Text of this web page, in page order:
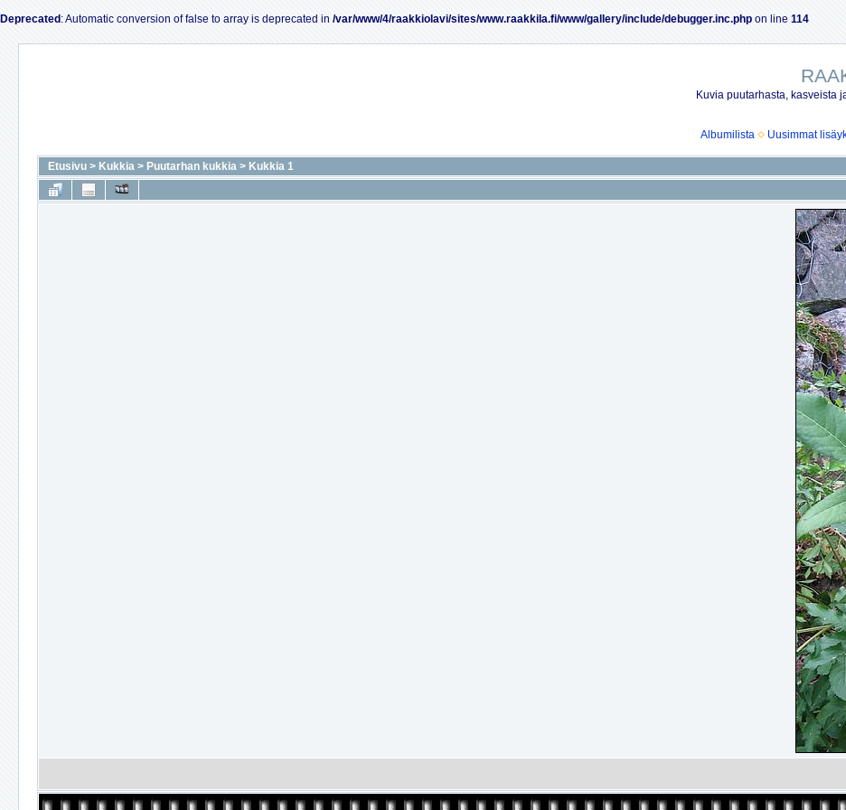
Deprecated : Automatic conversion of false to array is deprecated in /var/www/4/raakkiolavi/sites/www.raakkila.fi/www/gallery/include/debugger.inc.php on line 114
Kuvia puutarhasta, kasveista
Albumilista
Uusimmat
Etusivu > Kukkia > Puutarhan kukkia > Kukkia 1